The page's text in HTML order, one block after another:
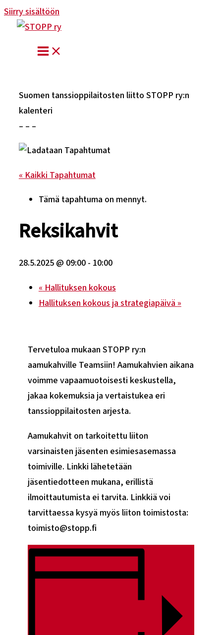
Siirry sisältöön
Suomen tanssioppilaitosten liitto STOPP ry:n
kalenteri
– – –
« Kaikki Tapahtumat
Tämä tapahtuma on mennyt.
Reksikahvit
28.5.2025 @ 09:00- 10:00
« Hallituksen kokous
Hallituksen kokous ja strategiapäivä »
Tervetuloa mukaan STOPP ry:n
aamukahville Teamsiin! Aamukahvien aikana
voimme vapaamuotoisesti keskustella,
jakaa kokemuksia ja vertaistukea eri
tanssioppilaitosten arjesta.
Aamukahvit on tarkoitettu liiton
varsinaisten jäsenten esimiesasemassa
toimiville. Linkki lähetetään
jäsentiedotteen mukana, erillistä
ilmoittautumista ei tarvita. Linkkiä voi
tarvittaessa kysyä myös liiton toimistosta:
toimisto@stopp.fi